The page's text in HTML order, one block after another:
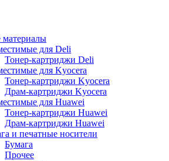
материалы
для Deli
Тонер-картриджи Deli
для Kyocera
Тонер-картриджи Kyocera
Драм-картриджи Kyocera
для Huawei
Тонер-картриджи Huawei
Драм-картриджи Huawei
и печатные носители
Бумага
Прочее